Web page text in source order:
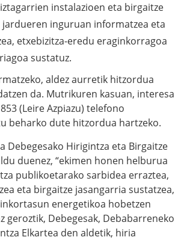
instalazioen eta birgaitze
inguruan informatzea eta
etxebizitza-eredu eraginkorragoa
sustatuz.
aldez aurretik hitzordua
da. Mutrikuren kasuan, interesa
(Leire Azpiazu) telefono
beharko dute hitzordua hartzeko.
Debegesako Hirigintza eta Birgaitze
duenez, “ekimen honen helburua
publikoetarako sarbidea erraztea,
eta birgaitze jasangarria sustatzea,
energetikoa hobetzen
geroztik, Debegesak, Debabarreneko
Elkartea den aldetik, hiria